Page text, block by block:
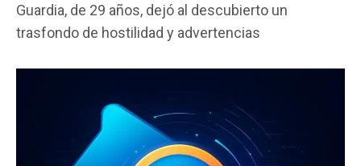
b
o
er s
p
p
p
tir
Guardia, de 29 años, dejó al descubierto un
trasfondo de hostilidad y advertencias